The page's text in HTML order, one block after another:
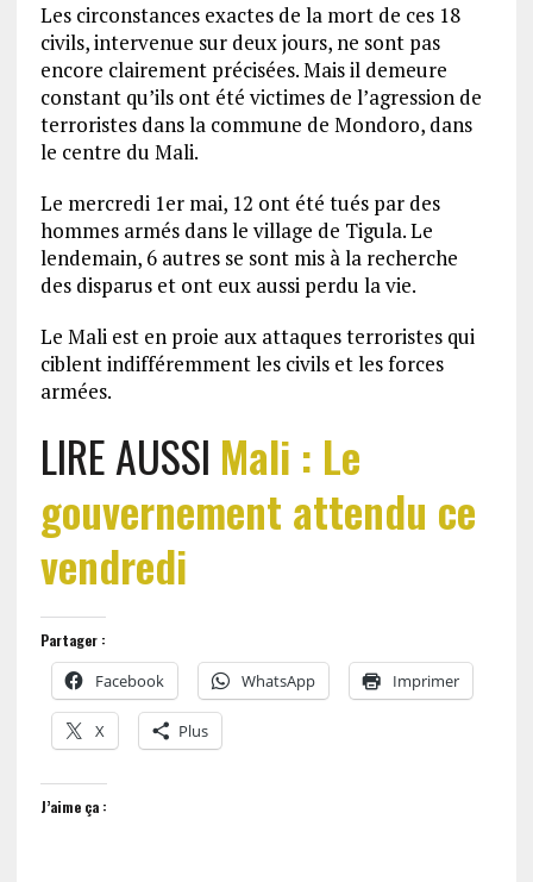
Les circonstances exactes de la mort de ces 18
civils, intervenue sur deux jours, ne sont pas
encore clairement précisées. Mais il demeure
constant qu’ils ont été victimes de l’agression de
terroristes dans la commune de Mondoro, dans
le centre du Mali.
Le mercredi 1er mai, 12 ont été tués par des
hommes armés dans le village de Tigula. Le
lendemain, 6 autres se sont mis à la recherche
des disparus et ont eux aussi perdu la vie.
Le Mali est en proie aux attaques terroristes qui
ciblent indifféremment les civils et les forces
armées.
LIRE AUSSI Mali : Le
gouvernement attendu ce
vendredi
Partager :
Facebook WhatsApp Imprimer
X Plus
J’aime ça :